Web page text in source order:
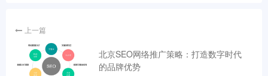
上一篇
北京SEO网络推广策略：打造数字时代
的品牌优势